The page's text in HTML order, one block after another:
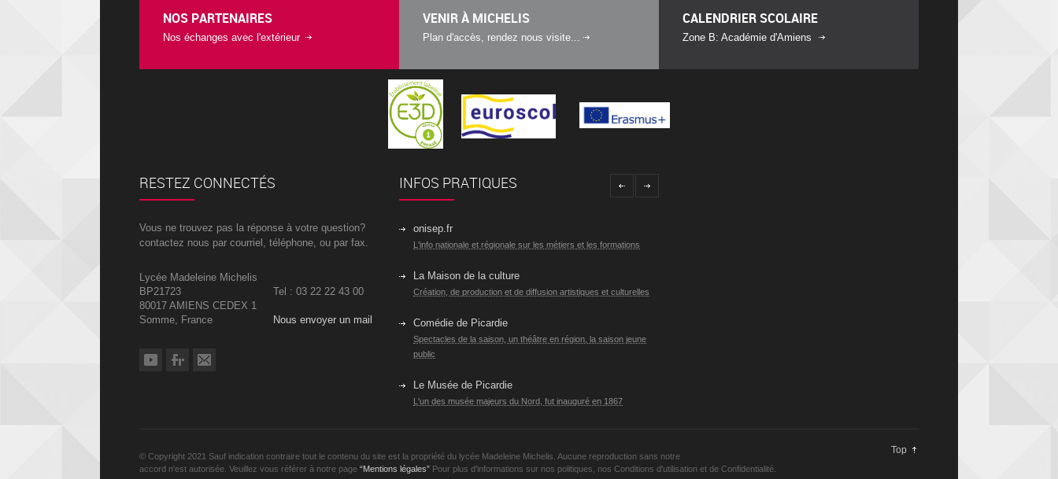
NOS PARTENAIRES
Nos échanges avec l'extérieur
VENIR À MICHELIS
Plan d'accès, rendez nous visite...
CALENDRIER SCOLAIRE
Zone B: Académie d'Amiens
RESTEZ CONNECTÉS
Vous ne trouvez pas la réponse à votre question?
contactez nous par courriel, téléphone, ou par fax.
Lycée Madeleine Michelis
BP21723
Tel : 03 22 22 43 00
80017 AMIENS CEDEX 1
Somme, France
Nous envoyer un mail
INFOS PRATIQUES
onisep.fr
L'info nationale et régionale sur les métiers et les formations
La Maison de la culture
Création, de production et de diffusion artistiques et culturelles
Comédie de Picardie
Spectacles de la saison, un théâtre en région, la saison jeune
public
Le Musée de Picardie
L'un des musée majeurs du Nord, fut inauguré en 1867
© Copyright 2021 Sauf indication contraire tout le contenu du site est la propriété du lycée Madeleine Michelis. Aucune reproduction sans notre
accord n'est autorisée. Veuillez vous référer à notre page “Mentions légales” Pour plus d'informations sur nos politiques, nos Conditions d'utilisation et de Confidentialité.
Top